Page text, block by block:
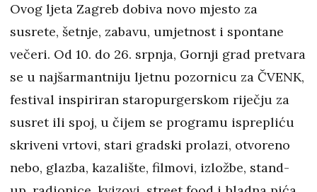
Ovog ljeta Zagreb dobiva novo mjesto za
susrete, šetnje, zabavu, umjetnost i spontane
večeri. Od 10. do 26. srpnja, Gornji grad pretvara
se u najšarmantniju ljetnu pozornicu za ČVENK,
festival inspiriran staropurgerskom riječju za
susret ili spoj, u čijem se programu isprepliću
skriveni vrtovi, stari gradski prolazi, otvoreno
nebo, glazba, kazalište, filmovi, izložbe, stand-